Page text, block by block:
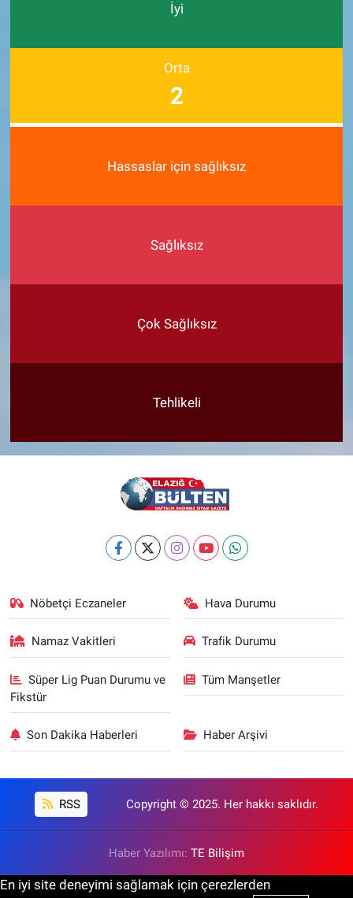
İyi
Orta
2
Hassaslar için sağlıksız
Sağlıksız
Çok Sağlıksız
Tehlikeli
Nöbetçi Eczaneler Hava Durumu
Namaz Vakitleri Trafik Durumu
Süper Lig Puan Durumu ve
Fikstür
Tüm Manşetler
Son Dakika Haberleri Haber Arşivi
RSS Copyright © 2025. Her hakkı saklıdır.
Haber Yazılımı: TE Bilişim
En iyi site deneyimi sağlamak için çerezlerden